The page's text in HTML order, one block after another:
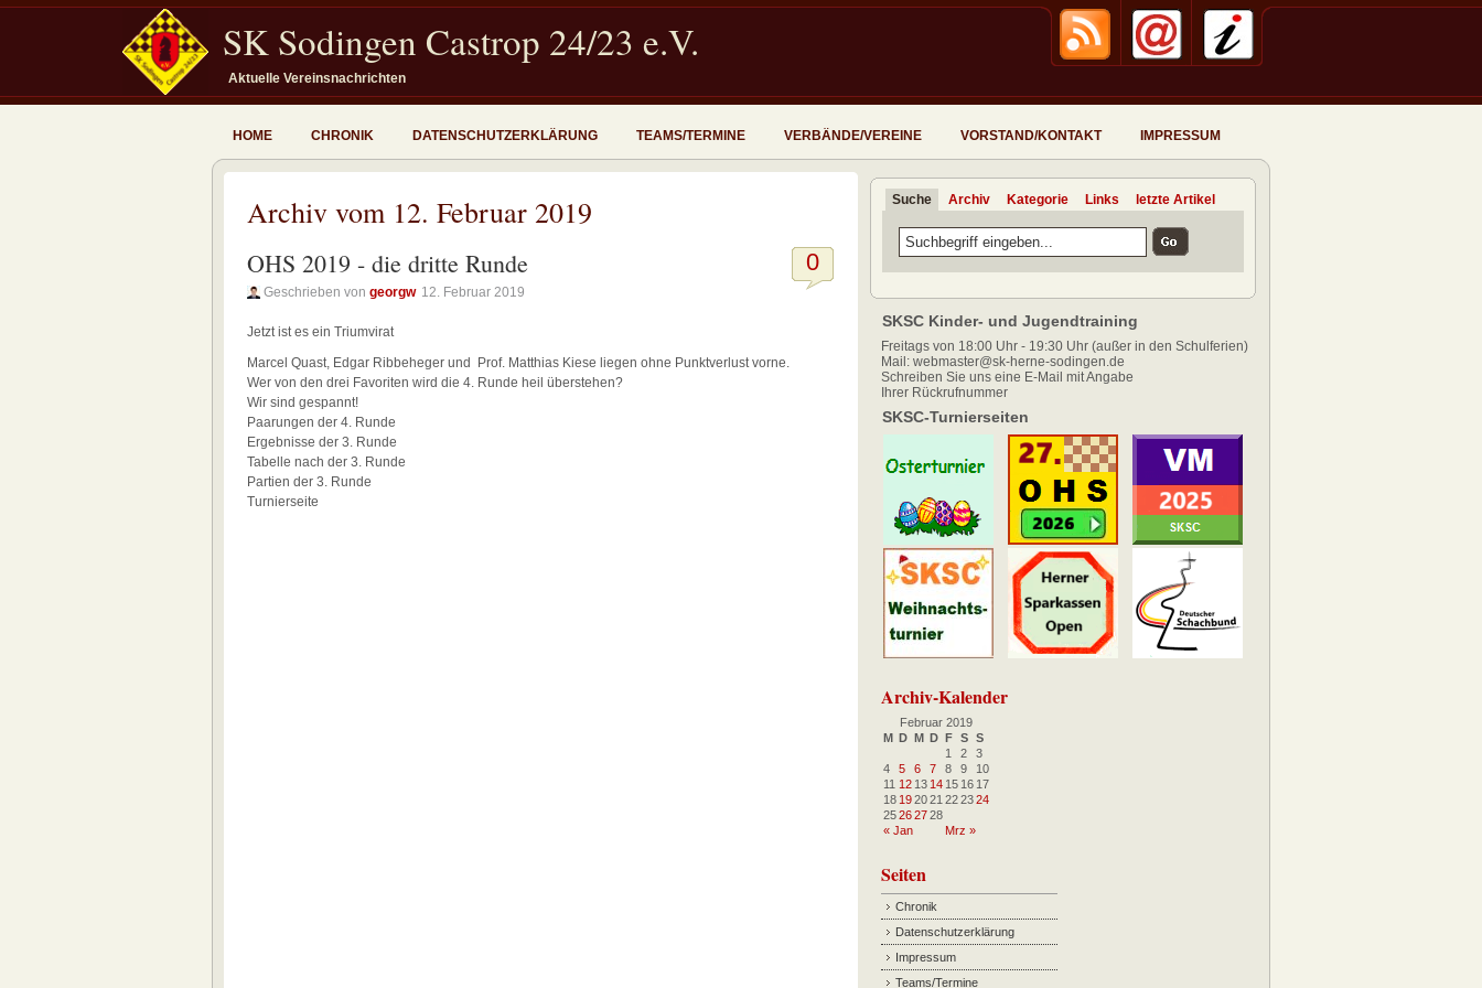
SK Sodingen Castrop 24/23 e.V.
Aktuelle Vereinsnachrichten
HOME CHRONIK DATENSCHUTZERKLÄRUNG TEAMS/TERMINE VERBÄNDE/VEREINE VORSTAND/KONTAKT IMPRESSUM
Archiv vom 12. Februar 2019
0
OHS 2019 - die dritte Runde
Geschrieben von georgw 12. Februar 2019
Jetzt ist es ein Triumvirat
Marcel Quast, Edgar Ribbeheger und Prof. Matthias Kiese liegen ohne Punktverlust vorne.
Wer von den drei Favoriten wird die 4. Runde heil überstehen?
Wir sind gespannt!
Paarungen der 4. Runde
Ergebnisse der 3. Runde
Tabelle nach der 3. Runde
Partien der 3. Runde
Turnierseite
Suche Archiv Kategorie Links letzte Artikel
SKSC Kinder- und Jugendtraining
Freitags von 18:00 Uhr - 19:30 Uhr (außer in den Schulferien)
Mail: webmaster@sk-herne-sodingen.de
Schreiben Sie uns eine E-Mail mit Angabe
Ihrer Rückrufnummer
SKSC-Turnierseiten
Archiv-Kalender
Februar 2019
M D M D F S S
« Jan Mrz »
1 2
3
4
5 6 7 8 9
10
11 12 13 14 15 16 17
18 192021 222324
25262728
Seiten
Chronik
Datenschutzerklärung
Impressum
Teams/Termine